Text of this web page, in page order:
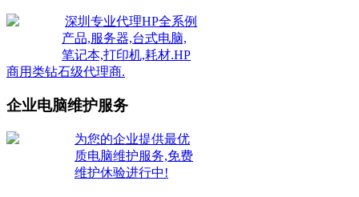
深圳专业代理HP全系例
产品,服务器,台式电脑,
笔记本,打印机,耗材.HP
商用类钻石级代理商.
企业电脑维护服务
为您的企业提供最优
质电脑维护服务,免费
维护休验进行中!